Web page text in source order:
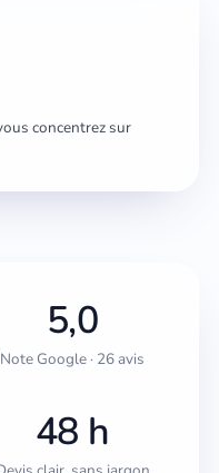
concentrez sur
5,0
Note Google · 26 avis
48 h